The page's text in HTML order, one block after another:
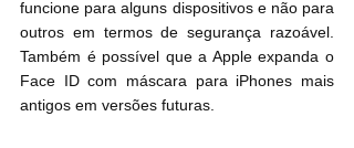
funcione para alguns dispositivos e não para
outros em termos de segurança razoável.
Também é possível que a Apple expanda o
Face ID com máscara para iPhones mais
antigos em versões futuras.